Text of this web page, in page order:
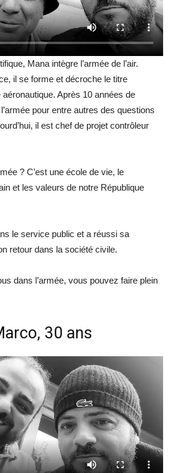
Mana intègre l’armée de l’air.
il se forme et décroche le titre
aéronautique. Après 10 années de
pour entre autres des questions
il est chef de projet contrôleur
? C’est une école de vie, le
et les valeurs de notre République
le service public et a réussi sa
retour dans la société civile.
dans l’armée, vous pouvez faire plein
30 ans